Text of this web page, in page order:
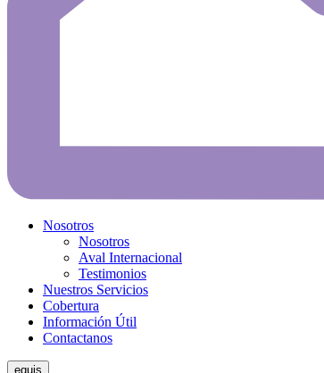
Nosotros
Nosotros
Aval Internacional
Testimonios
Nuestros Servicios
Cobertura
Información Útil
Contactanos
equis